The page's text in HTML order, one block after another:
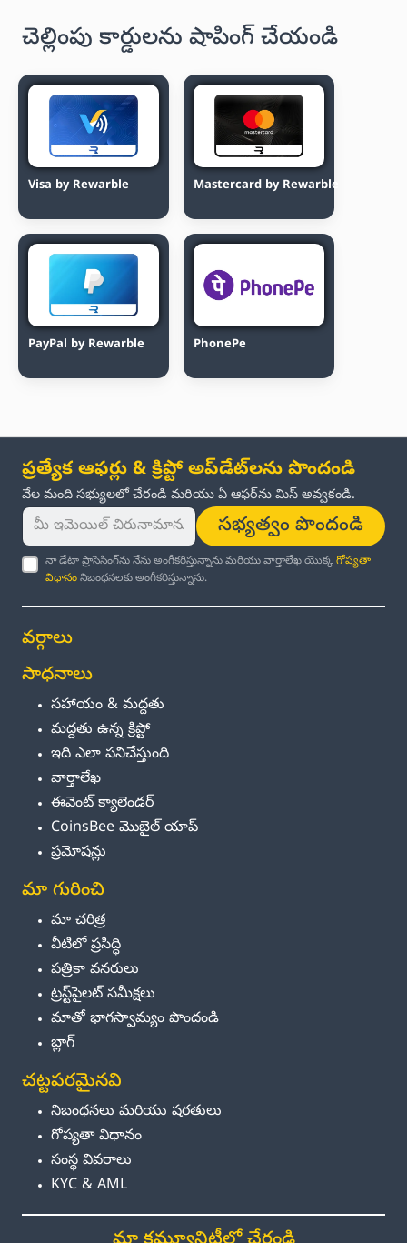
చెల్లింపు కార్డులను షాపింగ్ చేయండి
Visa by Rewarble Mastercard by Rewarble
PayPal by Rewarble PhonePe
ప్రత్యేక ఆఫర్లు & క్రిప్టో అప్‌డేట్‌లను పొందండి
వేల మంది సభ్యులలో చేరండి మరియు ఏ ఆఫర్‌ను మిస్ అవ్వకండి.
సభ్యత్వం పొందండి
నా డేటా ప్రాసెసింగ్‌ను నేను అంగీకరిస్తున్నాను మరియు వార్తాలేఖ యొక్కగోప్యతా
విధానంనిబంధనలకు అంగీకరిస్తున్నాను.
వర్గాలు
సాధనాలు
సహాయం & మద్దతు
మద్దతు ఉన్న క్రిప్టో
ఇది ఎలా పనిచేస్తుంది
వార్తాలేఖ
ఈవెంట్ క్యాలెండర్
CoinsBee మొబైల్ యాప్
ప్రమోషన్లు
మా గురించి
మా చరిత్ర
వీటిలో ప్రసిద్ధి
పత్రికా వనరులు
ట్రస్ట్‌పైలట్ సమీక్షలు
మాతో భాగస్వామ్యం పొందండి
బ్లాగ్
చట్టపరమైనవి
నిబంధనలు మరియు షరతులు
గోప్యతా విధానం
సంస్థ వివరాలు
KYC & AML